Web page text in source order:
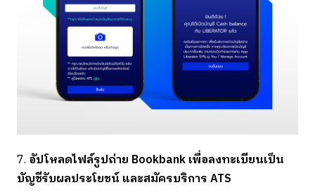
7. อัปโหลดไฟล์รูปถ่าย Bookbank เพื่อลงทะเบียนเป็น
บัญชีรับผลประโยชน์ และสมัครบริการ ATS